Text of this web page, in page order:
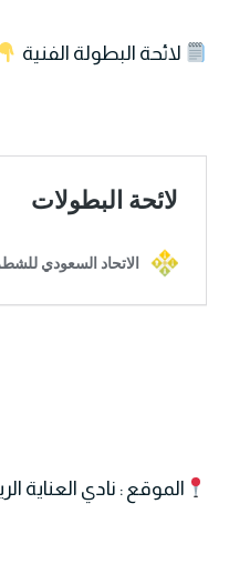
لائحة البطولة الفنية
الموقع : نادي العناية